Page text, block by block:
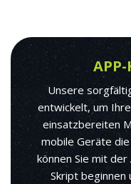
APP-
Unsere
entwickelt, um
einsatzbereiten
mobile Geräte
können Sie mit
Skript beginnen